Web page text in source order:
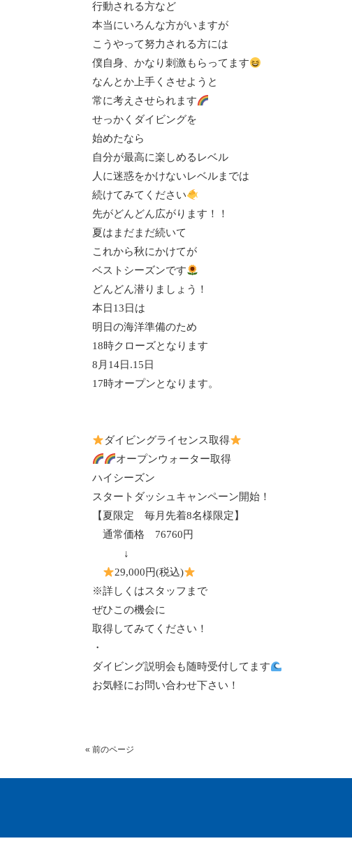
行動される方など
本当にいろんな方がいますが
こうやって努力される方には
僕自身、かなり刺激もらってます
なんとか上手くさせようと
常に考えさせられます
せっかくダイビングを
始めたなら
自分が最高に楽しめるレベル
人に迷惑をかけないレベルまでは
続けてみてください
先がどんどん広がります！！
夏はまだまだ続いて
これから秋にかけてが
ベストシーズンです
どんどん潜りましょう！
本日13日は
明日の海洋準備のため
18時クローズとなります
8月14日.15日
17時オープンとなります。
ダイビングライセンス取得
オープンウォーター取得
ハイシーズン
スタートダッシュキャンペーン開始！
【夏限定 毎月先着8名様限定】
通常価格 76760円
↓
29,000円(税込)
※詳しくはスタッフまで
ぜひこの機会に
取得してみてください！
・
ダイビング説明会も随時受付してます
お気軽にお問い合わせ下さい！
« 前のページ